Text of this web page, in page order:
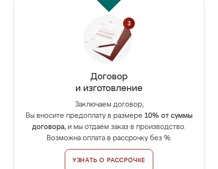
Договор
и изготовление
Заключаем договор,
Вы вносите предоплату в размере 10% от суммы
договора, и мы отдаём заказ в производство.
Возможна оплата в рассрочку без %.
УЗНАТЬ О РАССРОЧКЕ